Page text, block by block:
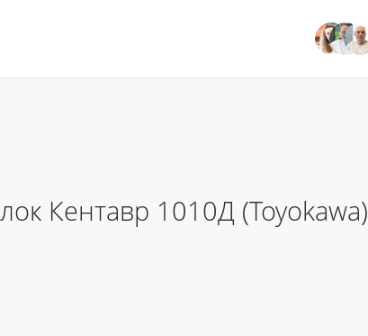
Кентавр 1010Д (Toyokawa)